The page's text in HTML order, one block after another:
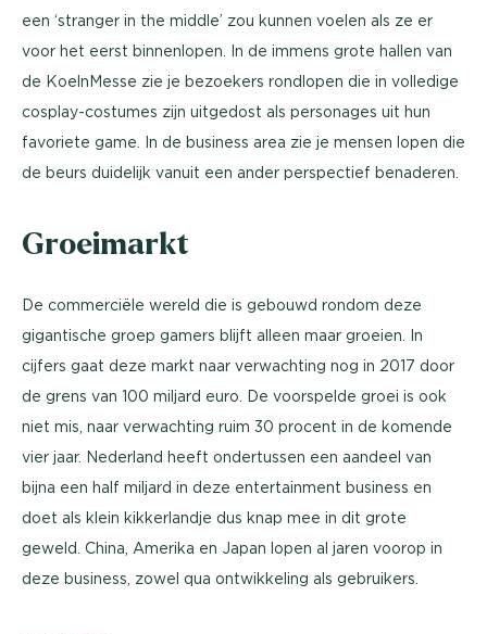
een ‘stranger in the middle’ zou kunnen voelen als ze er
voor het eerst binnenlopen. In de immens grote hallen van
de KoelnMesse zie je bezoekers rondlopen die in volledige
cosplay-costumes zijn uitgedost als personages uit hun
favoriete game. In de business area zie je mensen lopen die
de beurs duidelijk vanuit een ander perspectief benaderen.
Groeimarkt
De commerciële wereld die is gebouwd rondom deze
gigantische groep gamers blijft alleen maar groeien. In
cijfers gaat deze markt naar verwachting nog in 2017 door
de grens van 100 miljard euro. De voorspelde groei is ook
niet mis, naar verwachting ruim 30 procent in de komende
vier jaar. Nederland heeft ondertussen een aandeel van
bijna een half miljard in deze entertainment business en
doet als klein kikkerlandje dus knap mee in dit grote
geweld. China, Amerika en Japan lopen al jaren voorop in
deze business, zowel qua ontwikkeling als gebruikers.